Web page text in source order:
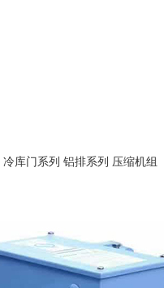
冷库门系列 铝排系列 压缩机组